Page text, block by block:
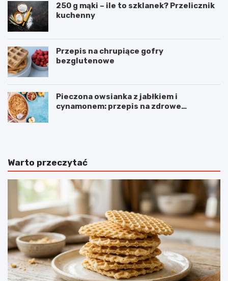
250 g mąki – ile to szklanek? Przelicznik
kuchenny
Przepis na chrupiące gofry
bezglutenowe
Pieczona owsianka z jabłkiem i
cynamonem: przepis na zdrowe
Warto przeczytać